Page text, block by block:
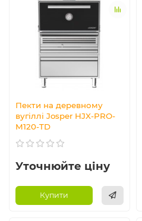
Пекти на деревному
вугіллі Josper HJX-PRO-
M120-TD
Уточнюйте ціну
Купити